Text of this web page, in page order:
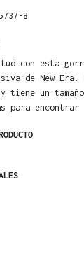
8
con esta
de New
y tiene un
para encontrar